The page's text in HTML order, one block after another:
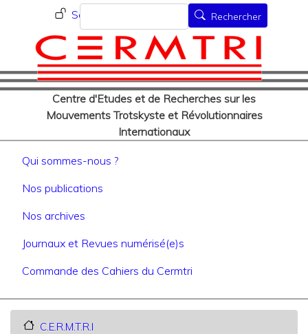
au
contenu
principal
Menu du compte de
Se connecter
Centre d'Etudes et de Recherches sur les
Mouvements Trotskyste et Révolutionnaires
Internationaux
Rechercher Rechercher
Navigation principale
Qui sommes-nous ?
Nos publications
Nos archives
Journaux et Revues numérisé(e)s
Commande des Cahiers du Cermtri
C.E.R.M.T.R.I